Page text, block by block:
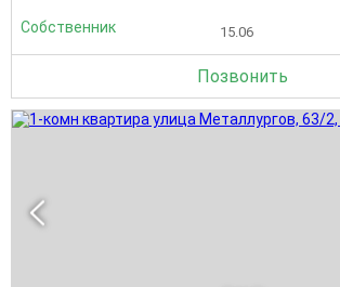
Собственник 15.06
Позвонить